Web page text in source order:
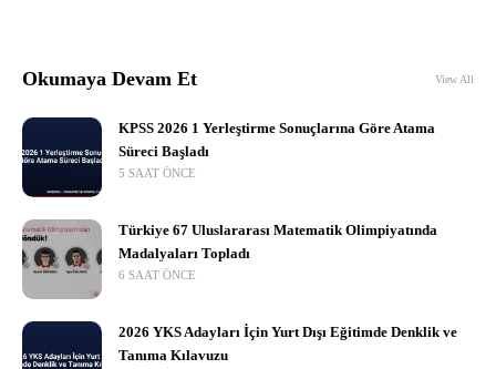
Okumaya Devam Et View All
KPSS 2026 1 Yerleştirme Sonuçlarına Göre Atama
Süreci Başladı
5 SAAT ÖNCE
Türkiye 67 Uluslararası Matematik Olimpiyatında
Madalyaları Topladı
6 SAAT ÖNCE
2026 YKS Adayları İçin Yurt Dışı Eğitimde Denklik ve
Tanıma Kılavuzu